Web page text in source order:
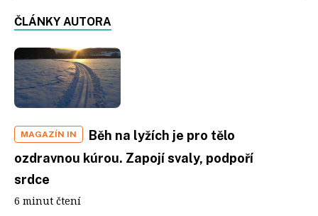
ČLÁNKY AUTORA
MAGAZÍN IN
Běh na lyžích je pro tělo
ozdravnou kúrou. Zapojí svaly, podpoří
srdce
6 minut čtení